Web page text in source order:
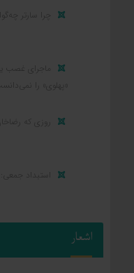
چرا سارتر
ماجرای غصب
«پهلوی» را نمی‌دانست
اشعار